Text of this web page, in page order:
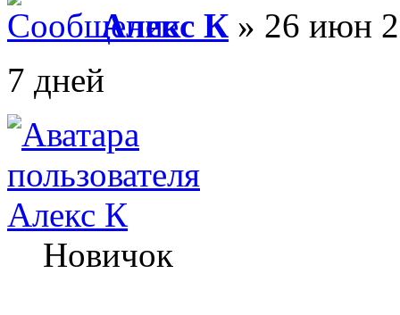
Алекс К » 26 июн
7 дней
Алекс К
Новичок